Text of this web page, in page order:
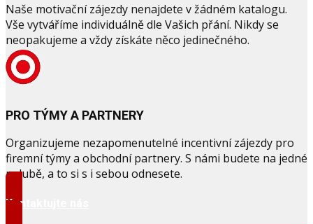
Naše motivační zájezdy nenajdete v žádném katalogu.
Vše vytváříme individuálně dle Vašich přání. Nikdy se
neopakujeme a vždy získáte něco jedinečného.
PRO TÝMY A PARTNERY
Organizujeme nezapomenutelné incentivní zájezdy pro
firemní týmy a obchodní partnery. S námi budete na jedné
palubě, a to si s i sebou odnesete.
Kontaktujte nás